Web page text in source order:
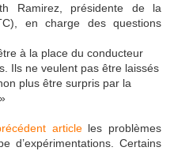
Ramirez, présidente de la
en charge des questions
à la place du conducteur
Ils ne veulent pas être laissés
plus être surpris par la
articleles problèmes
d’expérimentations. Certains